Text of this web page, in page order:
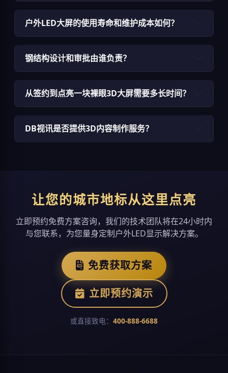
户外LED大屏的使用寿命和维护成本如何？
钢结构设计和审批由谁负责？
从签约到点亮一块裸眼3D大屏需要多长时间？
DB视讯是否提供3D内容制作服务？
让您的城市地标从这里点亮
立即预约免费方案咨询，我们的技术团队将在24小时内
与您联系，为您量身定制户外LED显示解决方案。
免费获取方案
立即预约演示
或直接致电： 400-888-6688